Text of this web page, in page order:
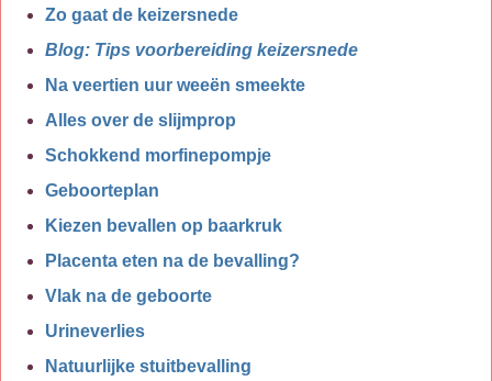
Zo gaat de keizersnede
Blog: Tips voorbereiding keizersnede
Na veertien uur weeën smeekte
Alles over de slijmprop
Schokkend morfinepompje
Geboorteplan
Kiezen bevallen op baarkruk
Placenta eten na de bevalling?
Vlak na de geboorte
Urineverlies
Natuurlijke stuitbevalling